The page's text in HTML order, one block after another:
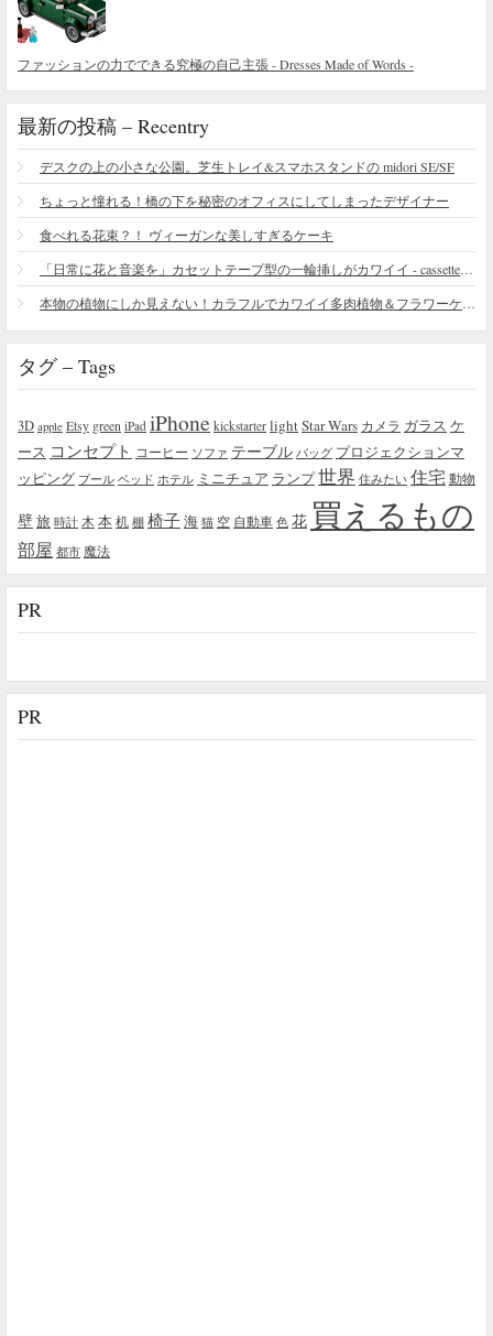
ファッションの力でできる究極の自己主張 - Dresses Made of Words -
最新の投稿 – Recentry
デスクの上の小さな公園。芝生トレイ&スマホスタンドの midori SE/SF
ちょっと憧れる！橋の下を秘密のオフィスにしてしまったデザイナー
食べれる花束？！ ヴィーガンな美しすぎるケーキ
タグ – Tags
3D apple Etsy green iPad iPhone kickstarter lightStar Wars カメラ ガラス ケ
ース コンセプト コーヒー ソファ テーブル バッグ プロジェクションマ
ッピング プール ベッド ホテル ミニチュア ランプ世界 住みたい 住宅 動物
壁旅 時計 木 本机 棚 椅子海 猫 空 自動車 色 花 買えるもの
部屋 都市 魔法
PR
PR